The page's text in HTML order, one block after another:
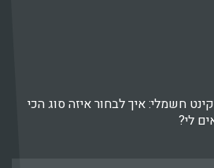
איך לבחור איזה סוג הכי